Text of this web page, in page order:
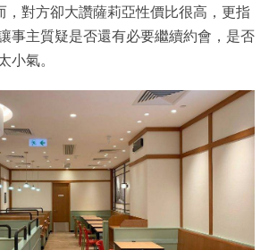
，對方卻大讚薩莉亞性價比很高，更指
事主質疑是否還有必要繼續約會，是否
小氣。